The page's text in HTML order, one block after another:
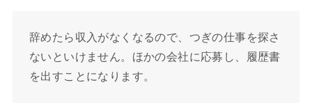
辞めたら収入がなくなるので、つぎの仕事を探さ
ないといけません。ほかの会社に応募し、履歴書
を出すことになります。